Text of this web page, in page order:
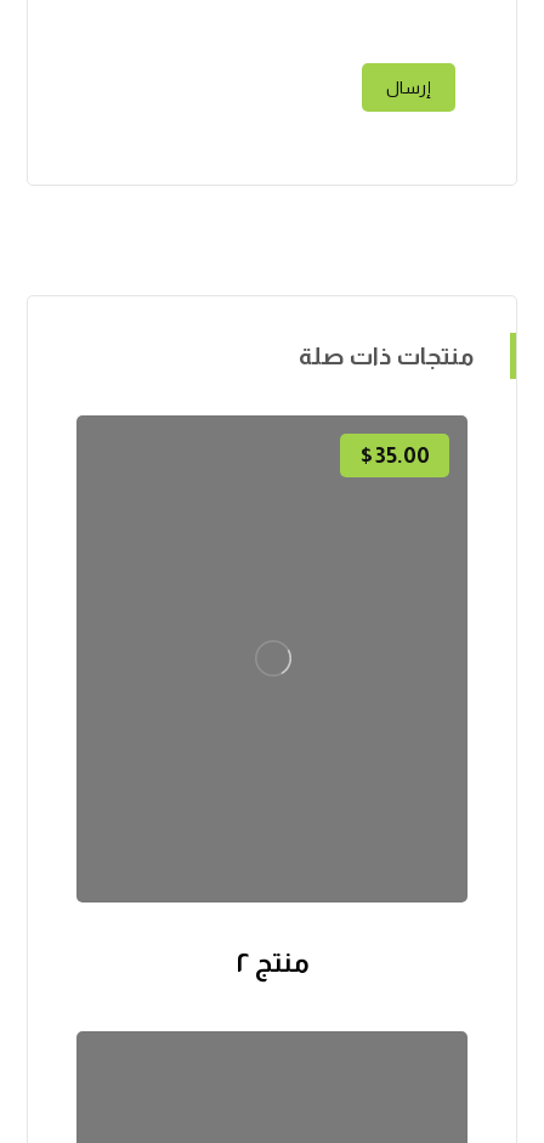
منتجات ذات صلة
منتج ۲
$35.00